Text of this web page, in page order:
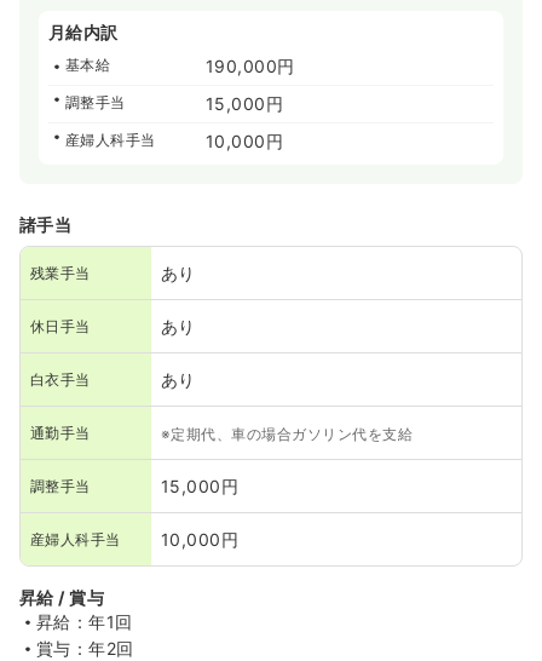
月給内訳
基本給 190,000円
調整手当 15,000円
産婦人科手当 10,000円
諸手当
残業手当 あり
休日手当 あり
白衣手当 あり
通勤手当 ※定期代、車の場合ガソリン代を支給
調整手当 15,000円
産婦人科手当 10,000円
昇給 / 賞与
昇給：年1回
賞与：年2回